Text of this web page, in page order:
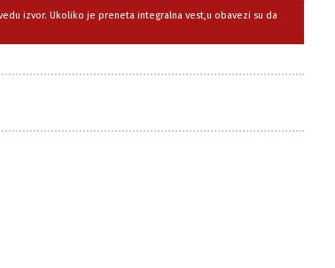
izvor. Ukoliko je preneta integralna vest,u obavezi su da